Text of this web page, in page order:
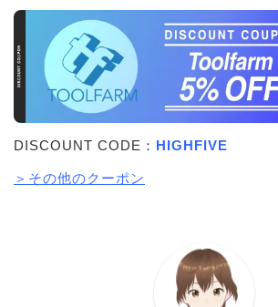
DISCOUNT CODE： HIGHFIVE
＞その他のクーポン